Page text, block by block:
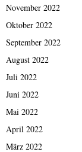
November 2022
Oktober 2022
September 2022
August 2022
Juli 2022
Juni 2022
Mai 2022
April 2022
März 2022